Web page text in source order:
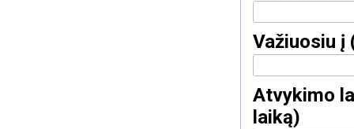
Važiuosiu
Atvykimo
laiką)